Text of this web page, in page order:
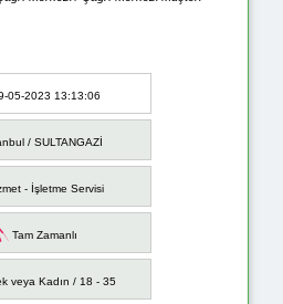
05-2023 13:13:06
/ SULTANGAZİ
- İşletme Servisi
Tam Zamanlı
veya Kadın / 18 - 35